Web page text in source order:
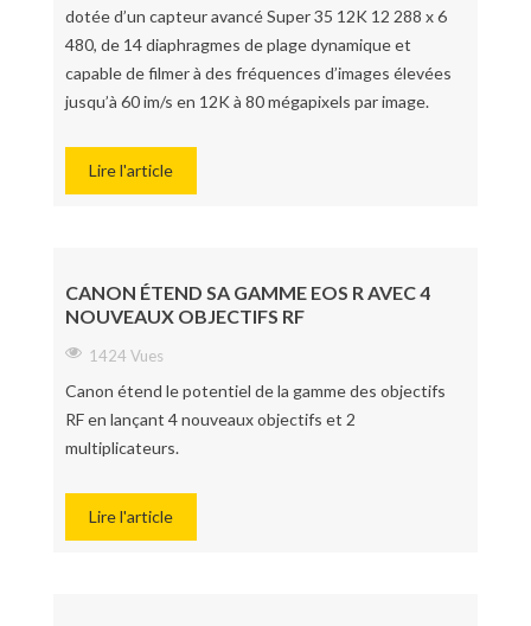
dotée d’un capteur avancé Super 35 12K 12 288 x 6
480, de 14 diaphragmes de plage dynamique et
capable de filmer à des fréquences d’images élevées
jusqu’à 60 im/s en 12K à 80 mégapixels par image.
Lire l'article
CANON ÉTEND SA GAMME EOS R AVEC 4
NOUVEAUX OBJECTIFS RF
1424 Vues
Canon étend le potentiel de la gamme des objectifs
RF en lançant 4 nouveaux objectifs et 2
multiplicateurs.
Lire l'article